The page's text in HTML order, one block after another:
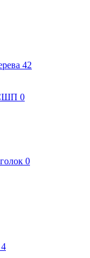
42
0
0
4